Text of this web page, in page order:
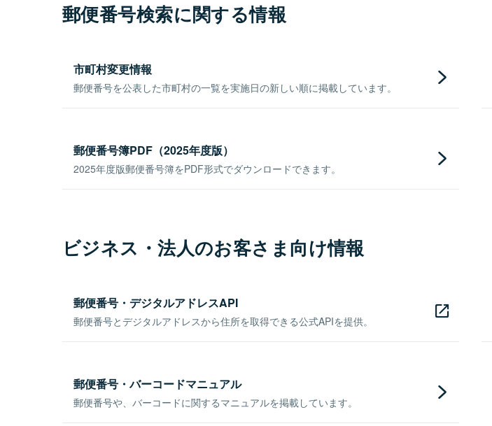
郵便番号検索に関する情報
市町村変更情報
郵便番号を公表した市町村の一覧を実施日の新しい順に掲載しています。
郵便番号簿PDF（2025年度版）
2025年度版郵便番号簿をPDF形式でダウンロードできます。
ビジネス・法人のお客さま向け情報
郵便番号・デジタルアドレスAPI
郵便番号とデジタルアドレスから住所を取得できる公式APIを提供。
郵便番号・バーコードマニュアル
郵便番号や、バーコードに関するマニュアルを掲載しています。